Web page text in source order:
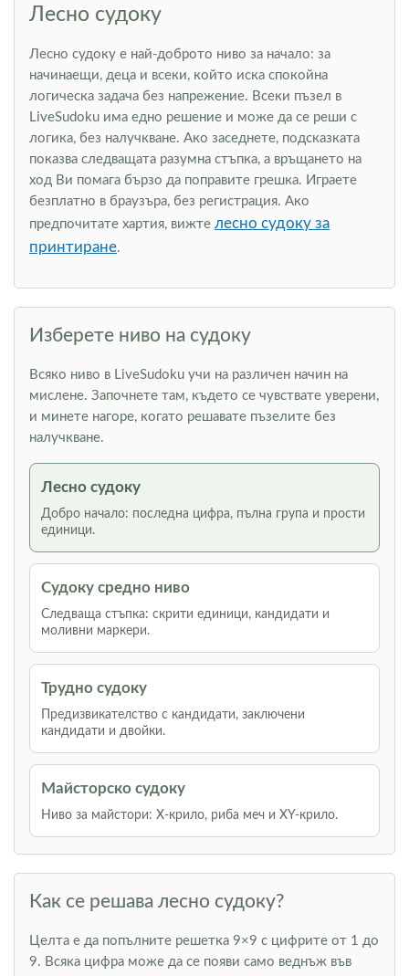
Лесно судоку
Лесно судоку е най-доброто ниво за начало: за
начинаещи, деца и всеки, който иска спокойна
логическа задача без напрежение. Всеки пъзел в
LiveSudoku има едно решение и може да се реши с
логика, без налучкване. Ако заседнете, подсказката
показва следващата разумна стъпка, а връщането на
ход Ви помага бързо да поправите грешка. Играете
безплатно в браузъра, без регистрация. Ако
предпочитате хартия, вижте лесно судоку за
принтиране.
Изберете ниво на судоку
Всяко ниво в LiveSudoku учи на различен начин на
мислене. Започнете там, където се чувствате уверени,
и минете нагоре, когато решавате пъзелите без
налучкване.
Лесно судоку
Добро начало: последна цифра, пълна група и прости
единици.
Судоку средно ниво
Следваща стъпка: скрити единици, кандидати и
моливни маркери.
Трудно судоку
Предизвикателство с кандидати, заключени
кандидати и двойки.
Майсторско судоку
Ниво за майстори: Х-крило, риба меч и XY-крило.
Как се решава лесно судоку?
Целта е да попълните решетка 9×9 с цифрите от 1 до
9. Всяка цифра може да се появи само веднъж във